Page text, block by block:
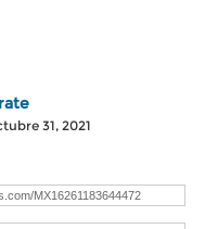
31, 2021